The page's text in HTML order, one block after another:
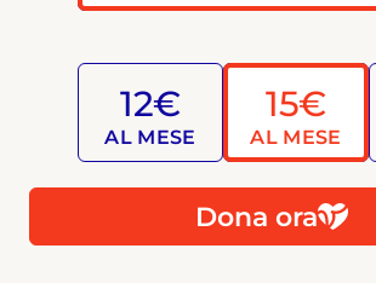
12€
AL MESE
15€
AL MESE
Dona ora